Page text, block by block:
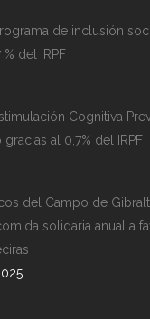
de inclusión
del IRPF
Cognitiva
al 0,7% del IRPF
del Campo de
solidaria anual a